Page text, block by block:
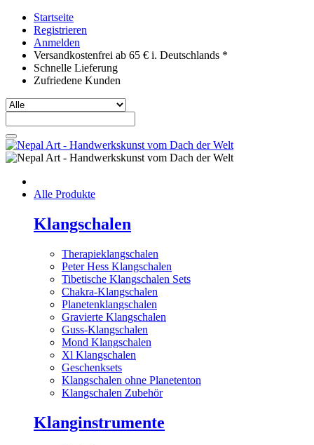
Startseite
Registrieren
Anmelden
Versandkostenfrei ab 65 € i. Deutschlands *
Schnelle Lieferung
Zufriedene Kunden
Alle Produkte
Klangschalen
Therapieklangschalen
Peter Hess Klangschalen
Tibetische Klangschalen Sets
Chakra-Klangschalen
Planetenklangschalen
Gravierte Klangschalen
Guss-Klangschalen
Mond Klangschalen
Xl Klangschalen
Geschenksets
Klangschalen ohne Planetenton
Klangschalen Zubehör
Klanginstrumente